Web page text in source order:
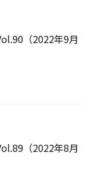
（2022年9月
（2022年8月